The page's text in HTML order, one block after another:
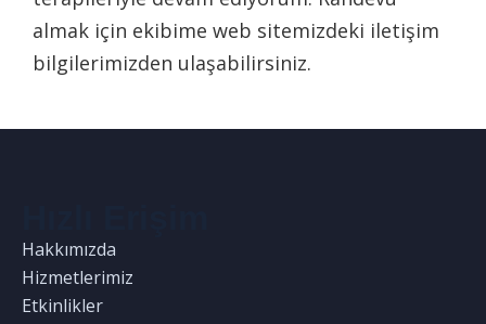
almak için ekibime web sitemizdeki iletişim
bilgilerimizden ulaşabilirsiniz.
Hakkımızda
Hizmetlerimiz
Etkinlikler